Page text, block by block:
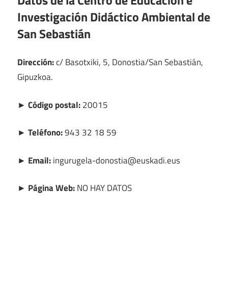
Investigación Didáctico Ambiental de
San Sebastián
Dirección:c/ Basotxiki, 5, Donostia/San Sebastián,
Gipuzkoa.
► Código postal:20015
► Teléfono:943 32 18 59
► Email:ingurugela-donostia@euskadi.eus
► Página Web:NO HAY DATOS